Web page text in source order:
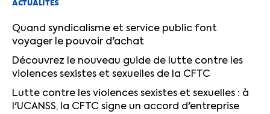
ACTUALITÉS
Quand syndicalisme et service public font
voyager le pouvoir d'achat
Découvrez le nouveau guide de lutte contre les
violences sexistes et sexuelles de la CFTC
Lutte contre les violences sexistes et sexuelles : à
l'UCANSS, la CFTC signe un accord d'entreprise